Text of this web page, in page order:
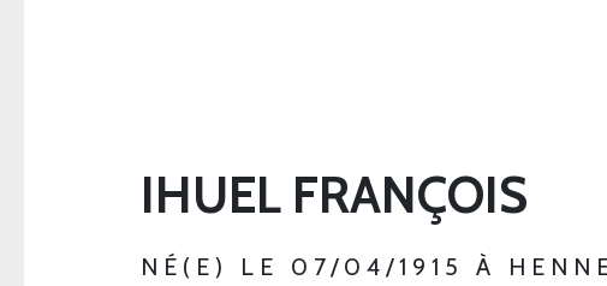
IHUEL FRANÇOIS
NÉ(E) LE 07/04/1915 À